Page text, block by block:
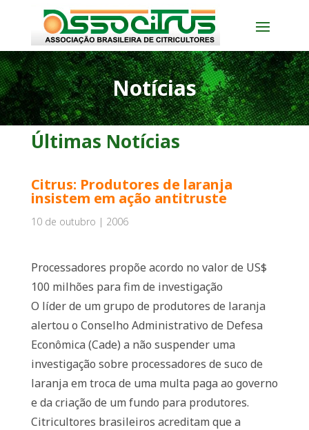
Notícias
Últimas Notícias
Citrus: Produtores de laranja
insistem em ação antitruste
10 de outubro | 2006
Processadores propõe acordo no valor de US$
100 milhões para fim de investigação
O líder de um grupo de produtores de laranja
alertou o Conselho Administrativo de Defesa
Econômica (Cade) a não suspender uma
investigação sobre processadores de suco de
laranja em troca de uma multa paga ao governo
e da criação de um fundo para produtores.
Citricultores brasileiros acreditam que a